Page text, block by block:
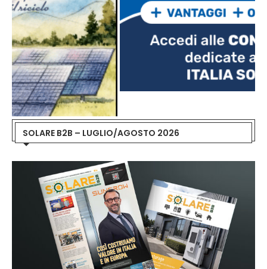
SOLARE B2B – LUGLIO/AGOSTO 2026